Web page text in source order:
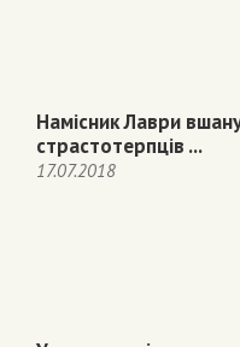
Намісник Лаври
страстотерпців ...
17.07.2018